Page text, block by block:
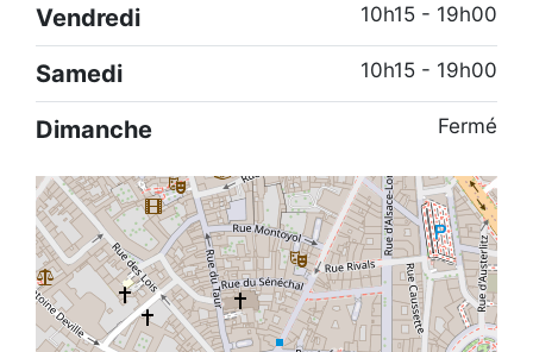
Vendredi 10h15 - 19h00
Samedi 10h15 - 19h00
Dimanche Fermé